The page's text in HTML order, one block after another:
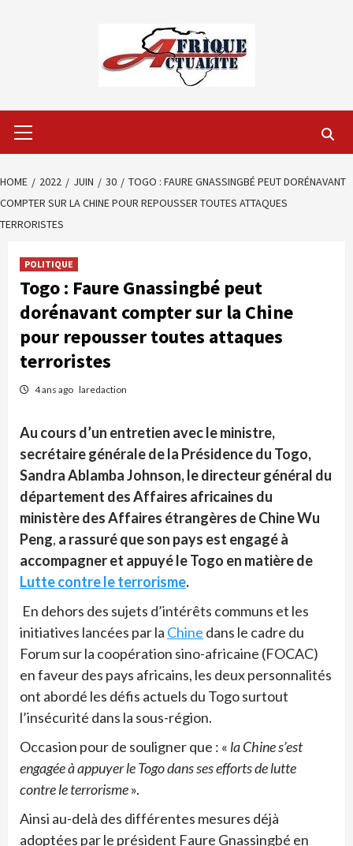
Menu
HOME 2022 JUIN 30
TOGO : FAURE GNASSINGBÉ PEUT DORÉNAVANT
COMPTER SUR LA CHINE POUR REPOUSSER TOUTES ATTAQUES
TERRORISTES
POLITIQUE
Togo : Faure Gnassingbé peut
dorénavant compter sur la Chine
pour repousser toutes attaques
terroristes
4 ans ago laredaction
Au cours d’un entretien avecle ministre,
secrétaire générale de la Présidence du Togo,
Sandra Ablamba Johnson, le directeur général du
département des Affaires africaines du
ministère des Affaires étrangères de ChineWu
Peng, a rassuré que son pays est engagé à
accompagner et appuyé le Togo en matière de
Lutte contre le terrorisme.
En dehors des sujets d’intérêts communs et les
initiatives lancées par la Chine dans le cadre du
Forum sur la coopération sino-africaine (FOCAC)
en faveur des pays africains, les deux personnalités
ont abordé les défis actuels du Togo surtout
l’insécurité dans la sous-région.
Occasion pour de souligner que : « la Chine s’est
engagée à appuyer le Togo dans ses efforts de lutte
contre le terrorisme».
Ainsi au-delà des différentes mesures déjà
adoptées par le président Faure Gnassingbé en